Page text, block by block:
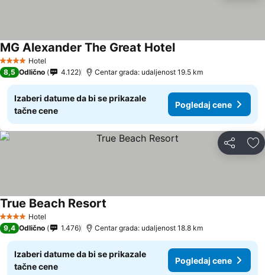
4 ZvezdiceHotel
MG Alexander The Great Hotel
8,5 Odlično 4.122 Centar grada: udaljenost 19.5 km
Izaberi datume da bi se prikazale
tačne cene
Pogledaj cene
Deli
4 ZvezdiceHotel
True Beach Resort
9,4 Odlično 1.476 Centar grada: udaljenost 18.8 km
Izaberi datume da bi se prikazale
tačne cene
Pogledaj cene